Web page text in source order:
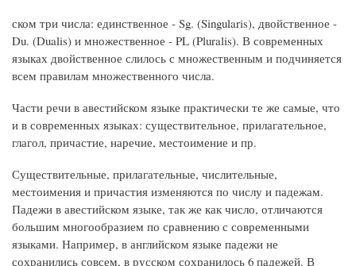
ском три числа: единственное - Sg. (Singularis), двойственное -
Du. (Dualis) и множественное - PL (Pluralis). В современных
языках двойственное слилось с множественным и подчиняется
всем правилам множественного числа.
Части речи в авестийском языке практически те же самые, что
и в современных языках: существительное, прилагательное,
глагол, причастие, наречие, местоимение и пр.
Существительные, прилагательные, числительные,
местоимения и причастия изменяются по числу и падежам.
Падежи в авестийском языке, так же как число, отличаются
большим многообразием по сравнению с современными
языками. Например, в английском языке падежи не
сохранились совсем, в русском сохранилось 6 падежей. В